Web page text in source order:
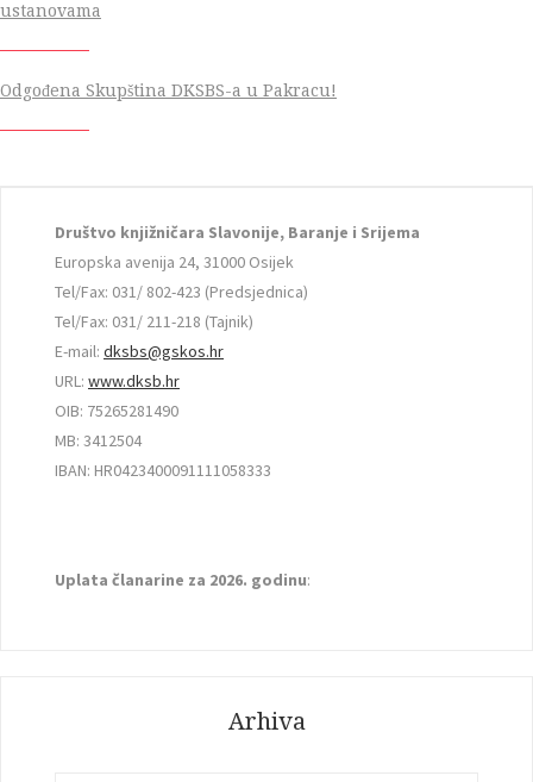
ustanovama
Odgođena Skupština DKSBS-a u Pakracu!
Društvo knjižničara Slavonije, Baranje i Srijema
Europska avenija 24, 31000 Osijek
Tel/Fax: 031/ 802-423 (Predsjednica)
Tel/Fax: 031/ 211-218 (Tajnik)
E-mail: dksbs@gskos.hr
URL: www.dksb.hr
OIB: 75265281490
MB: 3412504
IBAN: HR0423400091111058333
Uplata članarine za 2026. godinu:
Arhiva